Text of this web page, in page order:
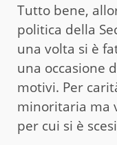
Tutto bene,
politica della
una volta si è
una occasione
motivi. Per
minoritaria ma
per cui si è